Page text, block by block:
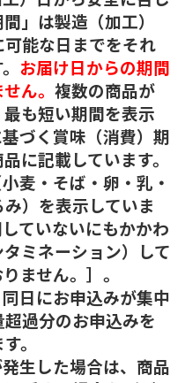
」は製造（加工）
能な日までをそれ
お届け日からの期間
ん。 複数の商品が
も短い期間を表示
づく賞味（消費）期
に記載しています。
麦・そば・卵・乳・
）を表示していま
ていないにもかかわ
ミネーション）して
ません。］。
日にお申込みが集中
過分のお申込みを
。
生した場合は、商品